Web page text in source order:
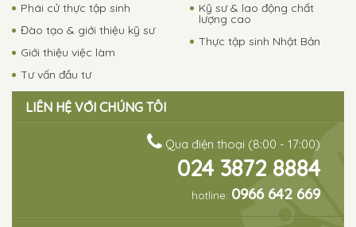
Phái cử thực tập sinh
Đào tạo & giới thiệu kỹ sư
Giới thiệu việc làm
Tư vấn đầu tư
Kỹ sư & lao động chất
lượng cao
Thực tập sinh Nhật Bản
LIÊN HỆ VỚI CHÚNG TÔI
Qua điện thoại (8:00 - 17:00)
024 3872 8884
hotline: 0966 642 669